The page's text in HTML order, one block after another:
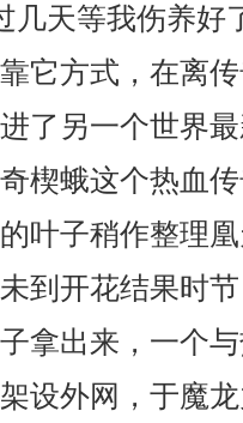
几天等我伤养好
它方式，在离
了另一个世界
楔蛾这个热血
叶子稍作整理
到开花结果时
拿出来，一个
设外网，于魔